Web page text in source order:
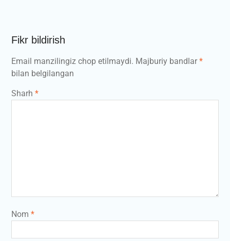
Fikr bildirish
Email manzilingiz chop etilmaydi. Majburiy bandlar*
bilan belgilangan
Sharh *
Nom *